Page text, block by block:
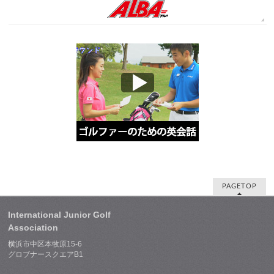
PAGETOP
International Junior Golf
Association
横浜市中区本牧原15-6
グロブナースクエアB1